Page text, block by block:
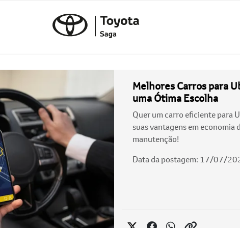
Melhores Carros para
uma Ótima Escolha
Quer um carro eficiente para
suas vantagens em
manutenção!
Data da postagem: 17/07/